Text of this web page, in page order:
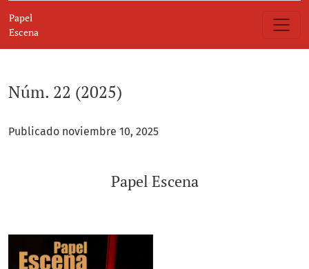
Papel
Escena
Núm. 22 (2025)
Publicado noviembre 10, 2025
Papel Escena